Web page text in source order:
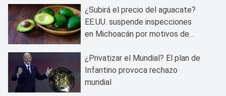
¿Subirá el precio del aguacate?
EE.UU. suspende inspecciones
en Michoacán por motivos de
¿Privatizar el Mundial? El plan de
Infantino provoca rechazo
mundial